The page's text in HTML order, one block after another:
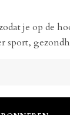
je op de
sport,